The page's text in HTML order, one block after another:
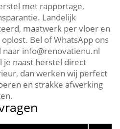
met rapportage,
Landelijk
maatwerk per vloer en
Bel of WhatsApp ons
info@renovatienu.​nl
je naast herstel direct
dan werken wij perfect
en strakke afwerking